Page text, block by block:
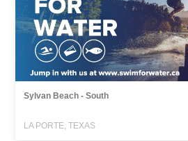
Sylvan Beach - South
LA PORTE, TEXAS